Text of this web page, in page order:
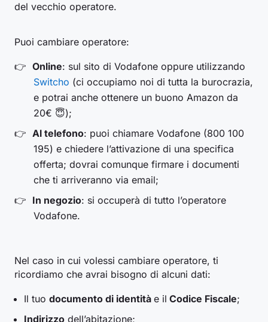
del vecchio operatore.
Puoi cambiare operatore:
Online: sul sito di Vodafone oppure utilizzando
Switcho (ci occupiamo noi di tutta la burocrazia,
e potrai anche ottenere un buono Amazon da
20€ 😇);
Al telefono: puoi chiamare Vodafone (800 100
195) e chiedere l’attivazione di una specifica
offerta; dovrai comunque firmare i documenti
che ti arriveranno via email;
In negozio: si occuperà di tutto l’operatore
Vodafone.
Nel caso in cui volessi cambiare operatore, ti
ricordiamo che avrai bisogno di alcuni dati:
Il tuo documento di identità e il Codice Fiscale;
Indirizzo dell’abitazione;